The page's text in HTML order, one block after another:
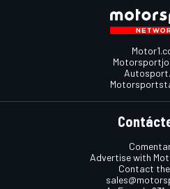
Advertise with
Contact